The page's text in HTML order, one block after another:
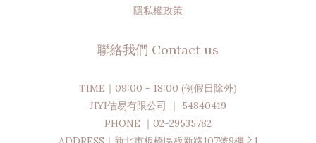
隱私權政策
聯絡我們 Contact us
TIME｜09:00 - 18:00 (例假日除外)
JIYI佶易有限公司 ｜ 54840419
PHONE ｜02-29535782